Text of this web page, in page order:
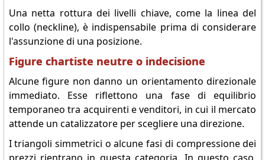
Una netta rottura dei livelli chiave, come la linea del
collo (neckline), è indispensabile prima di considerare
l'assunzione di una posizione.
Figure chartiste neutre o indecisione
Alcune figure non danno un orientamento direzionale
immediato. Esse riflettono una fase di equilibrio
temporaneo tra acquirenti e venditori, in cui il mercato
attende un catalizzatore per scegliere una direzione.
I triangoli simmetrici o alcune fasi di compressione dei